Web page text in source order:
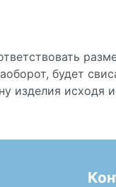
будет
изделия исходя